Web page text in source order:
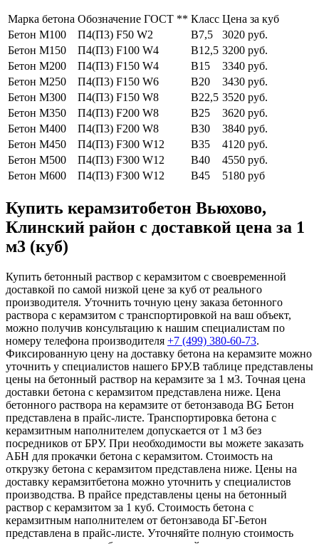
Марка бетона Обозначение ГОСТ ** Класс Цена за куб
Бетон М100
П4(П3) F50 W2 В7,5
3020 руб.
Бетон М150
П4(П3) F100 W4 В12,5 3200 руб.
Бетон М200
П4(П3) F150 W4 В15
3340 руб.
Бетон М250
П4(П3) F150 W6 В20
3430 руб.
Бетон М300
П4(П3) F150 W8 В22,5 3520 руб.
Бетон М350
П4(П3) F200 W8 В25
3620 руб.
Бетон М400
П4(П3) F200 W8 В30
3840 руб.
Бетон М450
П4(П3) F300 W12 В35
4120 руб.
Бетон М500
П4(П3) F300 W12 В40
4550 руб.
Бетон М600
П4(П3) F300 W12 В45 5180 руб
Купить керамзитобетон Вьюхово,
Клинский район с доставкой цена за 1
м3 (куб)
Купить бетонный раствор с керамзитом с своевременной
доставкой по самой низкой цене за куб от реального
производителя. Уточнить точную цену заказа бетонного
раствора с керамзитом с транспортировкой на ваш объект,
можно получив консультацию к нашим специалистам по
номеру телефона производителя +7 (499) 380-60-73.
Фиксированную цену на доставку бетона на керамзите можно
уточнить у специалистов нашего БРУ.В таблице представлены
цены на бетонный раствор на керамзите за 1 м3. Точная цена
доставки бетона с керамзитом представлена ниже. Цена
бетонного раствора на керамзите от бетонзавода BG Бетон
представлена в прайс-листе. Транспортировка бетона с
керамзитным наполнителем допускается от 1 м3 без
посредников от БРУ. При необходимости вы можете заказать
АБН для прокачки бетона с керамзитом. Стоимость на
открузку бетона с керамзитом представлена ниже. Цены на
доставку керамзитбетона можно уточнить у специалистов
производства. В прайсе представлены цены на бетонный
раствор с керамзитом за 1 куб. Стоимость бетона с
керамзитным наполнителем от бетонзавода БГ-Бетон
представлена в прайс-листе. Уточняйте полную стоимость